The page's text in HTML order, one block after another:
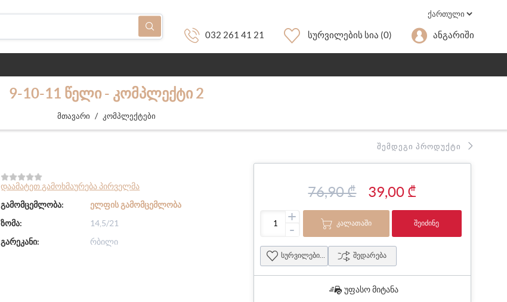
032 261 41 21 Სურვილების Სია (0) Ანგარიში
9-10-11 ᲬᲔᲚᲘ - ᲙᲝᲛᲞᲚᲔᲥᲢᲘ 2
მთავარი / კომპლექტები
ᲨᲔᲛᲓᲔᲒᲘ ᲞᲠᲝᲓᲣᲥᲢᲘ
დაამატეთ გამოხმაურება პირველმა
გამომცემლობა:
ᲔᲚᲤᲘᲡ ᲒᲐᲛᲝᲛᲪᲔᲛᲚᲝᲑᲐ
ზომა:
14,5/21
გარეკანი:
რბილი
76,90 ₾ 39,00 ₾
+
- ᲙᲐᲚᲐᲗᲐᲨᲘ ᲨᲔᲘᲫᲘᲜᲔ
სურვილების სია შედარება
უფასო მიტანა